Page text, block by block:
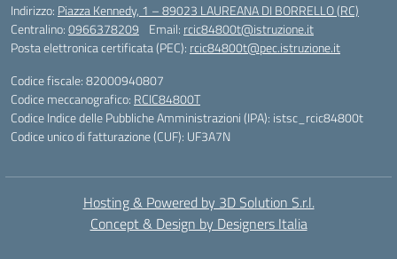
Indirizzo: Piazza Kennedy, 1 – 89023 LAUREANA DI BORRELLO (RC)
Centralino:0966378209 Email: rcic84800t@istruzione.it
Posta elettronica certificata (PEC): rcic84800t@pec.istruzione.it
Codice fiscale: 82000940807
Codice meccanografico: RCIC84800T
Codice Indice delle Pubbliche Amministrazioni (IPA): istsc_rcic84800t
Codice unico di fatturazione (CUF): UF3A7N
Hosting & Powered by 3D Solution S.r.l.
Concept & Design by Designers Italia